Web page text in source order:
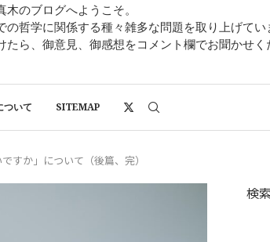
木のブログへようこそ。
哲学に関係する種々雑多な問題を取り上げてい
ら、御意見、御感想をコメント欄でお聞かせく
ついて SITEMAP
すか」について（後篇、完）
検索